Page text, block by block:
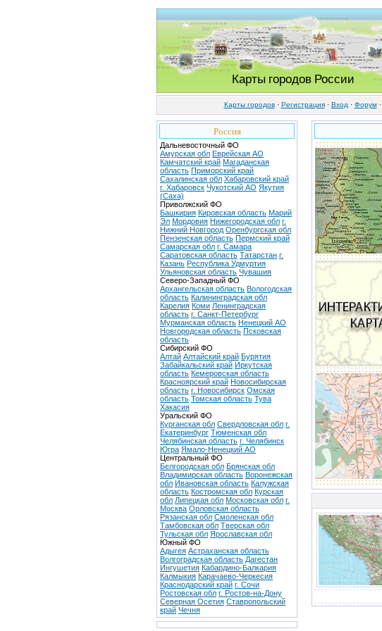
Карты городов России
Карты городов· Регистрация· Вход · Форум·
Россия
Дальневосточный ФО
Амурская обл Еврейская АО
Камчатский край Магаданская
область Приморский край
Сахалинская обл Хабаровский край
г. Хабаровск Чукотский АО Якутия
(Саха)
Приволжский ФО
Башкирия Кировская область Марий
Эл Мордовия Нижегородская обл г.
Нижний Новгород Оренбургская обл
Пензенская область Пермский край
Самарская обл г. Самара
Саратовская область Татарстан г.
Казань Республика Удмуртия
Ульяновская область Чувашия
Северо-Западный ФО
Архангельская область Вологодская
область Калининградская обл
Карелия Коми Ленинградская
область г. Санкт-Петербург
Мурманская область Ненецкий АО
Новгородская область Псковская
область
Сибирский ФО
Алтай Алтайский край Бурятия
Забайкальский край Иркутская
область Кемеровская область
Красноярский край Новосибирская
область г. Новосибирск Омская
область Томская область Тува
Хакасия
Уральский ФО
Курганская обл Свердловская обл г.
Екатеринбург Тюменская обл
Челябинская область г. Челябинск
Югра Ямало-Ненецкий АО
Центральный ФО
Белгородская обл Брянская обл
Владимирская область Воронежская
обл Ивановская область Калужская
область Костромская обл Курская
обл Липецкая обл Московская обл г.
Москва Орловская область
Рязанская обл Смоленская обл
Тамбовская обл Тверская обл
Тульская обл Ярославская обл
Южный ФО
Адыгея Астраханская область
Волгоградская область Дагестан
Ингушетия Кабардино-Балкария
Калмыкия Карачаево-Черкесия
Краснодарский край г. Сочи
Ростовская обл г. Ростов-на-Дону
Северная Осетия Ставропольский
край Чечня